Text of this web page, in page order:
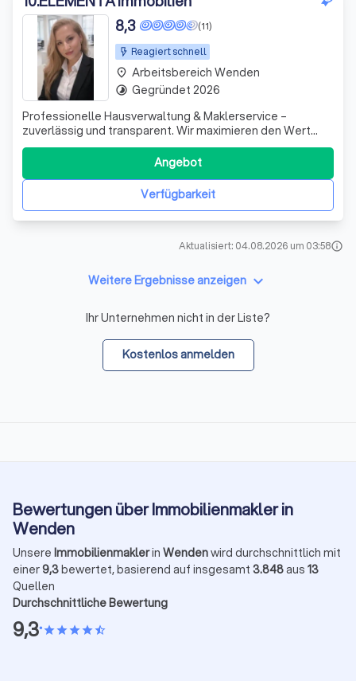
Reagiert schnell
(11)
8,3
Professionelle Hausverwaltung & Maklerservice –
zuverlässig und transparent. Wir maximieren den Wert
Ihrer Immobilie und kümmern uns um alles – von der
Verwaltung bis zum erfolgreichen Verkauf.
Verfügbarkeit
Angebot
place Arbeitsbereich Wenden
timelapse Gegründet 2026
Aktualisiert: 04.08.2026 um 03:58info
Weitere Ergebnisse anzeigen keyboard_arrow_down
Ihr Unternehmen nicht in der Liste?
Kostenlos anmelden
Bewertungen über Immobilienmakler in
Wenden
Unsere Immobilienmaklerin Wendenwird durchschnittlich mit
einer9,3bewertet, basierend auf insgesamt 3.848aus 13
Quellen
Durchschnittliche Bewertung
9,3•starstarstarstarstar_half